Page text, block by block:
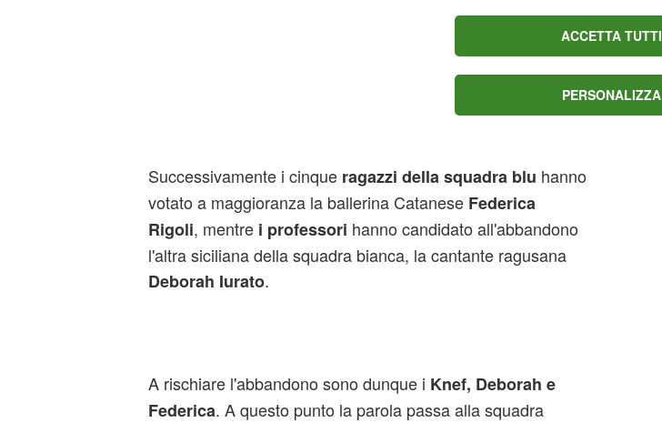
Dopo il verdetto sono stati fatti i nomi dei candidati a
Miguel
all'eliminazione.
Successivamente i cinque ragazzi della squadra blu hanno
votato a maggioranza la ballerina Catanese Federica
Rigoli, mentre i professori hanno candidato all'abbandono
l'altra siciliana della squadra bianca, la cantante ragusana
Deborah Iurato.
A rischiare l'abbandono sono dunque i Knef, Deborah e
Federica. A questo punto la parola passa alla squadra
ACCETTA TUTTI
PERSONALIZZA